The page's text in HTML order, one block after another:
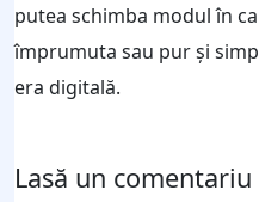
putea schimba modul în
împrumuta sau pur și
era digitală.
Lasă un comentariu